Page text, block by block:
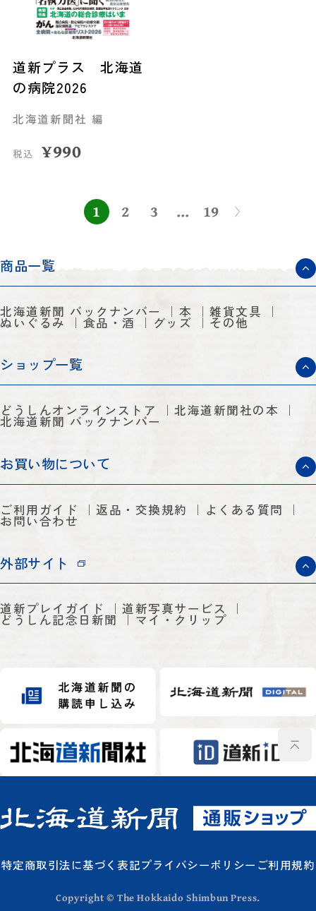
道新プラス 北海道
の病院2026
北海道新聞社 編
税込 ¥990
1 2 3 ... 19
商品一覧
北海道新聞 バックナンバー 本 雑貨文具
ぬいぐるみ 食品・酒 グッズ その他
ショップ一覧
どうしんオンラインストア 北海道新聞社の本
北海道新聞 バックナンバー
お買い物について
ご利用ガイド 返品・交換規約 よくある質問
お問い合わせ
外部サイト
道新プレイガイド 道新写真サービス
どうしん記念日新聞 マイ・クリップ
特定商取引法に基づく表記プライバシーポリシー ご利用規約
Copyright © The Hokkaido Shimbun Press.